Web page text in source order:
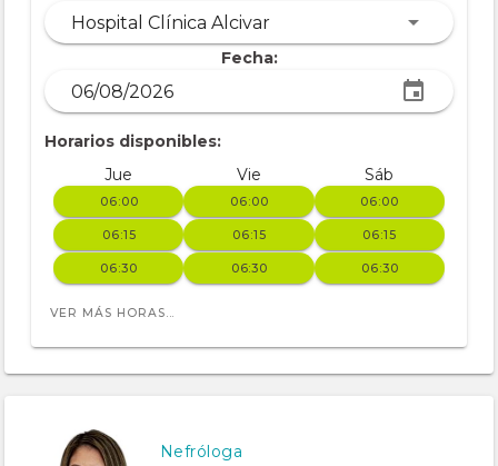
Hospital Clínica Alcivar
Fecha:
Horarios disponibles:
Jue
06:00
06:15
06:30
Vie
06:00
06:15
06:30
Sáb
06:00
06:15
06:30
VER MÁS HORAS...
Nefróloga